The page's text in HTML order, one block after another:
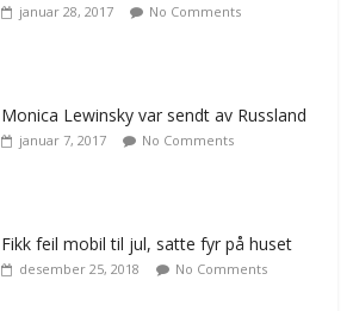
januar 28, 2017 No Comments
Monica Lewinsky var sendt av Russland
januar 7, 2017 No Comments
Fikk feil mobil til jul, satte fyr på huset
desember 25, 2018 No Comments